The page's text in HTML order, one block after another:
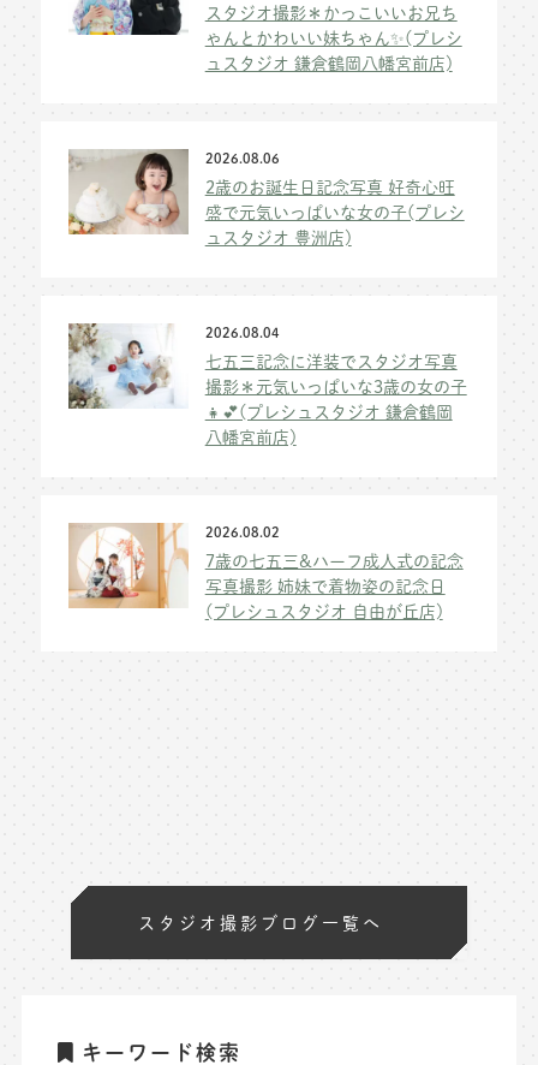
スタジオ撮影＊かっこいいお兄ち
ゃんとかわいい妹ちゃん✨(プレシ
ュスタジオ 鎌倉鶴岡八幡宮前店)
2026.08.06
2歳のお誕生日記念写真 好奇心旺
盛で元気いっぱいな女の子(プレシ
ュスタジオ 豊洲店)
2026.08.04
七五三記念に洋装でスタジオ写真
撮影＊元気いっぱいな3歳の女の子
👧💕(プレシュスタジオ 鎌倉鶴岡
八幡宮前店)
2026.08.02
7歳の七五三&ハーフ成人式の記念
写真撮影 姉妹で着物姿の記念日
(プレシュスタジオ 自由が丘店)
スタジオ撮影ブログ一覧へ
キーワード検索